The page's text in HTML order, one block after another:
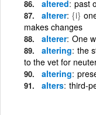
altered past
alterer {i}
makes changes
alterer One
altering the
to the vet for
altering
alters third-